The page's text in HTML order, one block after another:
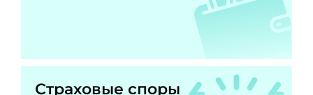
Страховые споры